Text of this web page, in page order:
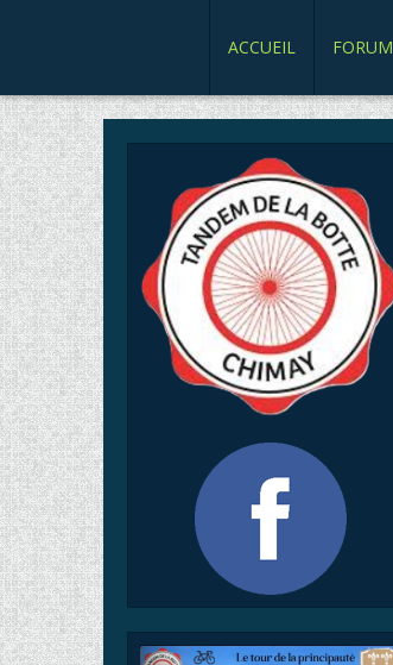
ACCUEIL FORUM